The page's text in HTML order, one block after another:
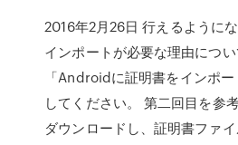
2016年2月26日 行えるように
インポートが必要な理由につ
「Androidに証明書をインポ
してください。 第二回目を参
ダウンロードし、証明書ファ